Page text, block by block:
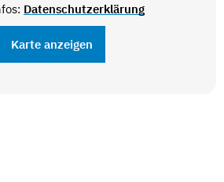
Datenschutzerklärung
Karte anzeigen